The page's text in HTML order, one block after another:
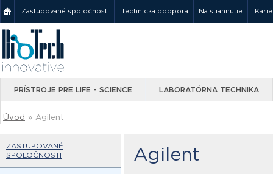
Zastupované spoločnosti Technická podpora Na stiahnutie
PRÍSTROJE PRE LIFE - SCIENCE LABORATÓRNA TECHNIKA
Úvod » Agilent
ZASTUPOVANÉ
SPOLOČNOSTI
Agilent